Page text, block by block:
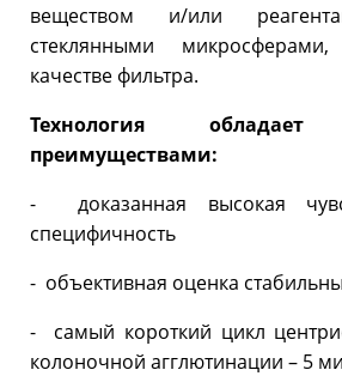
веществом и/или
стеклянными
качестве фильтра.
Технология обладает
преимуществами:
- доказанная высокая
специфичность
- объективная оценка
- самый короткий цикл
колоночной агглютинации – 5